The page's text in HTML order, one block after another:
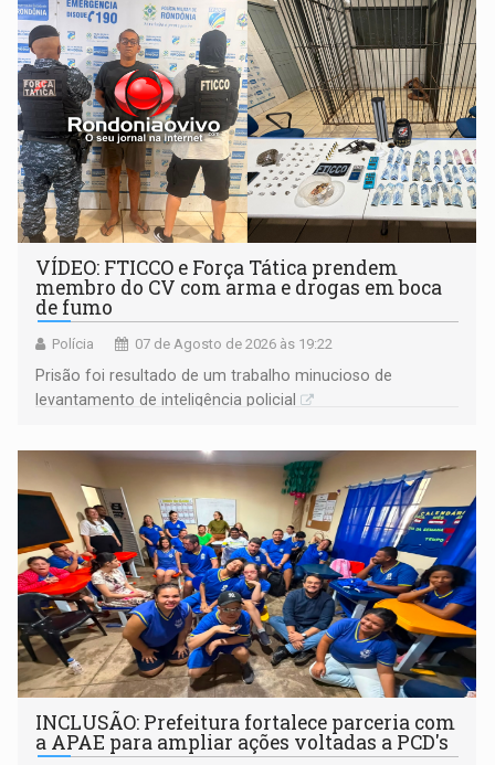
VÍDEO: FTICCO e Força Tática prendem
membro do CV com arma e drogas em boca
de fumo
Polícia 07 de Agosto de 2026 às 19:22
Prisão foi resultado de um trabalho minucioso de
levantamento de inteligência policial
INCLUSÃO: Prefeitura fortalece parceria com
a APAE para ampliar ações voltadas a PCD's